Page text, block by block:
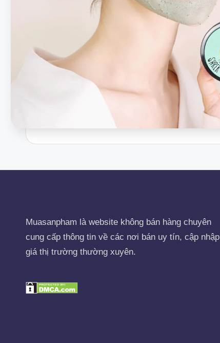
Muasanpham là website không bán hàng chuyên
cung cấp thông tin về các nơi bán uy tín, cập nhập
giá thị trường thường xuyên.